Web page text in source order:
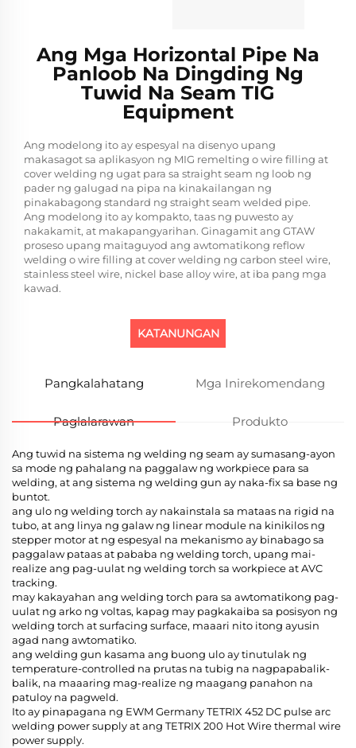
Ang Mga Horizontal Pipe Na
Panloob Na Dingding Ng
Tuwid Na Seam TIG
Equipment
Ang modelong ito ay espesyal na disenyo upang
makasagot sa aplikasyon ng MIG remelting o wire filling at
cover welding ng ugat para sa straight seam ng loob ng
pader ng galugad na pipa na kinakailangan ng
pinakabagong standard ng straight seam welded pipe.
Ang modelong ito ay kompakto, taas ng puwesto ay
nakakamit, at makapangyarihan. Ginagamit ang GTAW
proseso upang maitaguyod ang awtomatikong reflow
welding o wire filling at cover welding ng carbon steel wire,
stainless steel wire, nickel base alloy wire, at iba pang mga
kawad.
KATANUNGAN
Pangkalahatang
Paglalarawan
Mga Inirekomendang
Produkto
Ang tuwid na sistema ng welding ng seam ay sumasang-ayon
sa mode ng pahalang na paggalaw ng workpiece para sa
welding, at ang sistema ng welding gun ay naka-fix sa base ng
buntot.
ang ulo ng welding torch ay nakainstala sa mataas na rigid na
tubo, at ang linya ng galaw ng linear module na kinikilos ng
stepper motor at ng espesyal na mekanismo ay binabago sa
paggalaw pataas at pababa ng welding torch, upang mai-
realize ang pag-uulat ng welding torch sa workpiece at AVC
tracking.
may kakayahan ang welding torch para sa awtomatikong pag-
uulat ng arko ng voltas, kapag may pagkakaiba sa posisyon ng
welding torch at surfacing surface, maaari nito itong ayusin
agad nang awtomatiko.
ang welding gun kasama ang buong ulo ay tinutulak ng
temperature-controlled na prutas na tubig na nagpapabalik-
balik, na maaaring mag-realize ng maagang panahon na
patuloy na pagweld.
Ito ay pinapagana ng EWM Germany TETRIX 452 DC pulse arc
welding power supply at ang TETRIX 200 Hot Wire thermal wire
power supply.